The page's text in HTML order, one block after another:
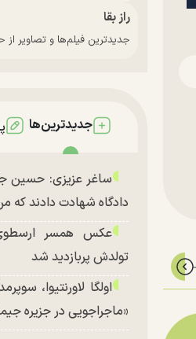
راز بقا
جدیدترین فیلم‌ها و تصاویر
جدیدترین‌ها
ساغر عزیزی: حسین
دادگاه شهادت دادند که
عکس همسر
تولدش پربازدید شد
اولگا لاورنتیوا،
«ماجراجویی در جزیره